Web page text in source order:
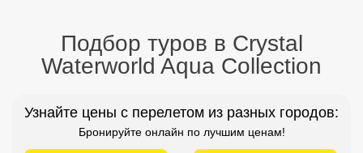
Подбор туров в Crystal
Waterworld Aqua Collection
Узнайте цены с перелетом из разных городов:
Бронируйте онлайн по лучшим ценам!